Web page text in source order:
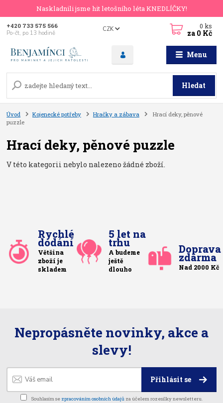
Naskladnili jsme hit letošního léta KNEDLÍČKY!
Menu
CZK
Hledat
+420 733 575 566
Po-čt, po 13 hodině
0ks
za 0 Kč
Úvod Kojenecké potřeby Hračky a zábava
Hrací deky, pěnové
puzzle
Hrací deky, pěnové puzzle
V této kategorii nebylo nalezeno žádné zboží.
Rychlé
dodání
Většina
zboží je
skladem
5 let na
trhu
A budeme
ještě
dlouho
Doprava
zdarma
Nad 2000 Kč
Nepropásněte novinky, akce a
slevy!
Přihlásit se
Souhlasím se zpracováním osobních údajů za účelem rozesílky newsletteru.